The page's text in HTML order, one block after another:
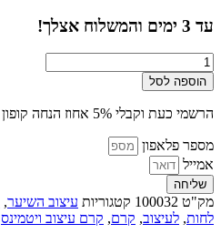
עד 3 ימים והמשלוח אצלך!
כמות
של
VITAMINS
-
הברקה
ועיצוב
500
מ״ל
הוספה לסל
הרשמי כעת וקבלי 5% אחוז הנחה קופון במייל!
מספר פלאפון
אמייל
שליחה
מק"ט 100032 קטגוריות עיצוב השיער,
לחות, לעיצוב, קרם, קרם עיצוב ויטמינס